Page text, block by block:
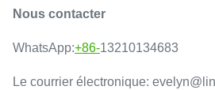
Nous contacter
WhatsApp:+86-13210134683
Le courrier électronique: